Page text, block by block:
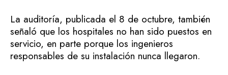
La auditoría, publicada el 8 de octubre, también
señaló que los hospitales no han sido puestos en
servicio, en parte porque los ingenieros
responsables de su instalación nunca llegaron.